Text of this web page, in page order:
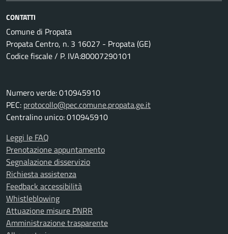
CONTATTI
Comune di Propata
Propata Centro, n. 3 16027 - Propata (GE)
Codice fiscale / P. IVA:80007290101
Numero verde: 010945910
PEC: protocollo@pec.comune.propata.ge.it
Centralino unico: 010945910
Leggi le FAQ
Prenotazione appuntamento
Segnalazione disservizio
Richiesta assistenza
Feedback accessibilità
Whistleblowing
Attuazione misure PNRR
Amministrazione trasparente